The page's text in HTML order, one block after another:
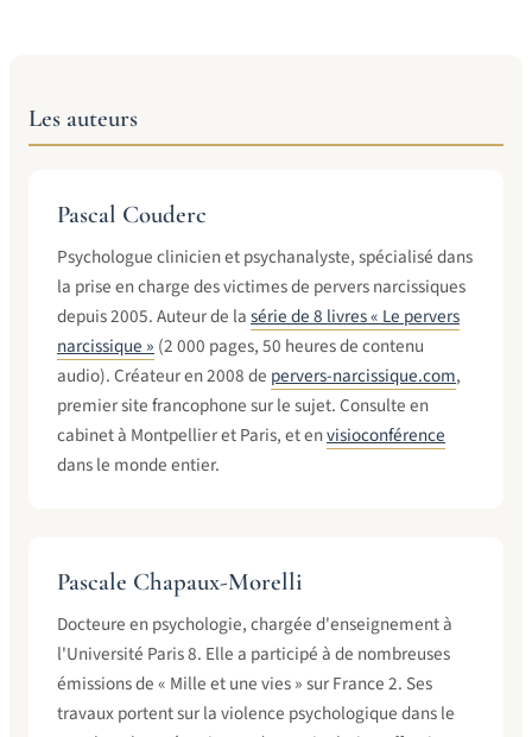
Les auteurs
Pascal Couderc
Psychologue clinicien et psychanalyste, spécialisé dans
la prise en charge des victimes de pervers narcissiques
depuis 2005. Auteur de lasérie de 8 livres « Le pervers
narcissique » (2 000 pages, 50 heures de contenu
audio). Créateur en 2008 de pervers-narcissique.com,
premier site francophone sur le sujet. Consulte en
cabinet à Montpellier et Paris, et envisioconférence
dans le monde entier.
Pascale Chapaux-Morelli
Docteure en psychologie, chargée d'enseignement à
l'Université Paris 8. Elle a participé à de nombreuses
émissions de « Mille et une vies » sur France 2. Ses
travaux portent sur la violence psychologique dans le